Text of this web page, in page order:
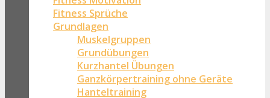
Fitness Sprüche
Grundlagen
Muskelgruppen
Grundübungen
Kurzhantel Übungen
Ganzkörpertraining ohne Geräte
Hanteltraining